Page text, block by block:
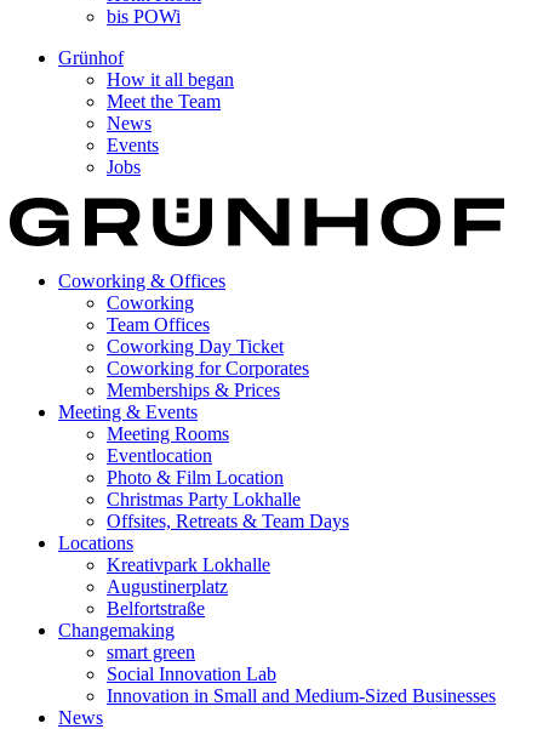
bis POWi
Grünhof
How it all began
Meet the Team
News
Events
Jobs
Coworking & Offices
Coworking
Team Offices
Coworking Day Ticket
Coworking for Corporates
Memberships & Prices
Meeting & Events
Meeting Rooms
Eventlocation
Photo & Film Location
Christmas Party Lokhalle
Offsites, Retreats & Team Days
Locations
Kreativpark Lokhalle
Augustinerplatz
Belfortstraße
Changemaking
smart green
Social Innovation Lab
Innovation in Small and Medium-Sized Businesses
News